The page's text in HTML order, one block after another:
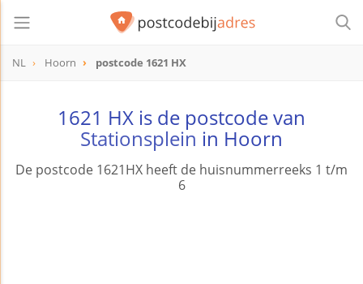
NL Hoorn postcode 1621 HX
1621 HX is de postcode van
Stationsplein in Hoorn
De postcode 1621HX heeft de huisnummerreeks 1 t/m
6